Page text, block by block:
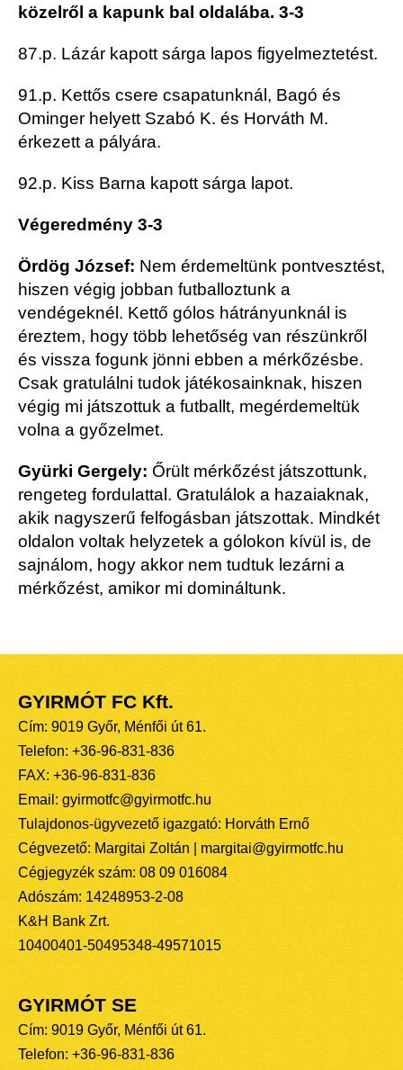
közelről a kapunk bal oldalába. 3-3
87.p. Lázár kapott sárga lapos figyelmeztetést.
91.p. Kettős csere csapatunknál, Bagó és
Ominger helyett Szabó K. és Horváth M.
érkezett a pályára.
92.p. Kiss Barna kapott sárga lapot.
Végeredmény 3-3
Ördög József: Nem érdemeltünk pontvesztést,
hiszen végig jobban futballoztunk a
vendégeknél. Kettő gólos hátrányunknál is
éreztem, hogy több lehetőség van részünkről
és vissza fogunk jönni ebben a mérkőzésbe.
Csak gratulálni tudok játékosainknak, hiszen
végig mi játszottuk a futballt, megérdemeltük
volna a győzelmet.
Gyürki Gergely: Őrült mérkőzést játszottunk,
rengeteg fordulattal. Gratulálok a hazaiaknak,
akik nagyszerű felfogásban játszottak. Mindkét
oldalon voltak helyzetek a gólokon kívül is, de
sajnálom, hogy akkor nem tudtuk lezárni a
mérkőzést, amikor mi domináltunk.
GYIRMÓT FC Kft.
Cím: 9019 Győr, Ménfői út 61.
Telefon: +36-96-831-836
FAX: +36-96-831-836
Email: gyirmotfc@gyirmotfc.hu
Tulajdonos-ügyvezető igazgató: Horváth Ernő
Cégvezető: Margitai Zoltán | margitai@gyirmotfc.hu
Cégjegyzék szám: 08 09 016084
Adószám: 14248953-2-08
K&H Bank Zrt.
10400401-50495348-49571015
GYIRMÓT SE
Cím: 9019 Győr, Ménfői út 61.
Telefon: +36-96-831-836